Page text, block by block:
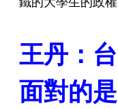
王丹：
面對的